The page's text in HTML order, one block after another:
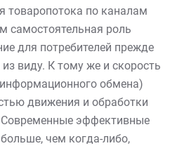
товаропотока по каналам
самостоятельная роль
для потребителей прежде
виду. К тому же и скорость
обмена)
движения и обработки
эффективные
чем когда-либо,